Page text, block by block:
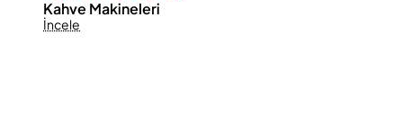
Kahve Makineleri
İncele